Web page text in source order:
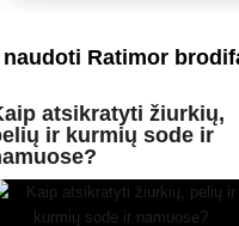
naudoti Ratimor
atsikratyti žiurkių,
ir kurmių sode ir